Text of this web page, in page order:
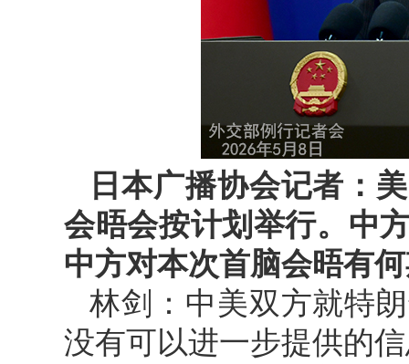
日本广播协会记者：
会晤会按计划举行。中
中方对本次首脑会晤有
林剑：中美双方就特
没有可以进一步提供的